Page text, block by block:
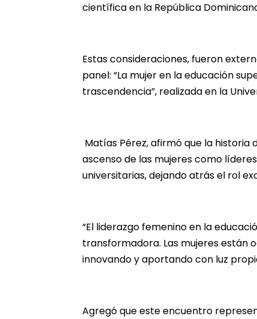
científica en la República
Estas consideraciones, fueron
panel: “La mujer en la educación
trascendencia”, realizada en la
Matías Pérez, afirmó que la
ascenso de las mujeres como
universitarias, dejando atrás el rol
“El liderazgo femenino en la
transformadora. Las mujeres están
innovando y aportando con luz
Agregó que este encuentro